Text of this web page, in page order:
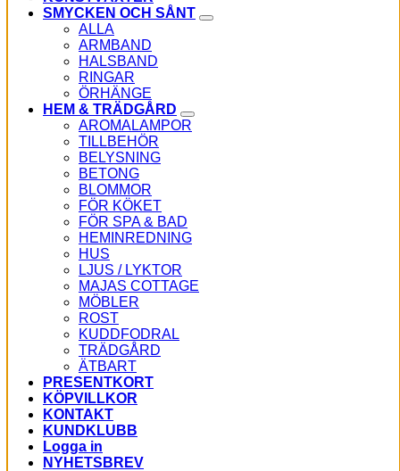
SMYCKEN OCH SÅNT
ALLA
ARMBAND
HALSBAND
RINGAR
ÖRHÄNGE
HEM & TRÄDGÅRD
AROMALAMPOR
TILLBEHÖR
BELYSNING
BETONG
BLOMMOR
FÖR KÖKET
FÖR SPA & BAD
HEMINREDNING
HUS
LJUS / LYKTOR
MAJAS COTTAGE
MÖBLER
ROST
KUDDFODRAL
TRÄDGÅRD
ÄTBART
PRESENTKORT
KÖPVILLKOR
KONTAKT
KUNDKLUBB
Logga in
NYHETSBREV